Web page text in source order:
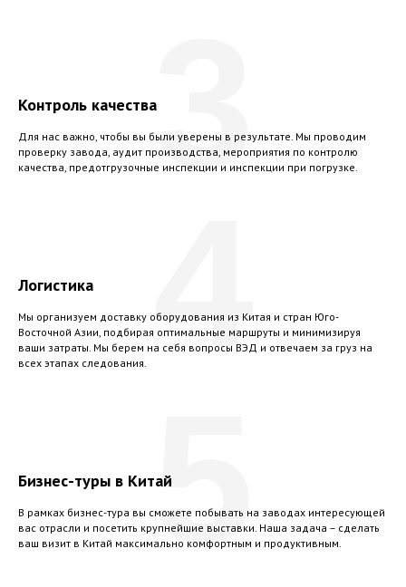
Контроль качества
Для нас важно, чтобы вы были уверены в результате. Мы проводим
проверку завода, аудит производства, мероприятия по контролю
качества, предотгрузочные инспекции и инспекции при погрузке.
3
Логистика
Мы организуем доставку оборудования из Китая и стран Юго-
Восточной Азии, подбирая оптимальные маршруты и минимизируя
ваши затраты. Мы берем на себя вопросы ВЭД и отвечаем за груз на
всех этапах следования.
4
Бизнес-туры в Китай
В рамках бизнес-тура вы сможете побывать на заводах интересующей
вас отрасли и посетить крупнейшие выставки. Наша задача – сделать
ваш визит в Китай максимально комфортным и продуктивным.
5